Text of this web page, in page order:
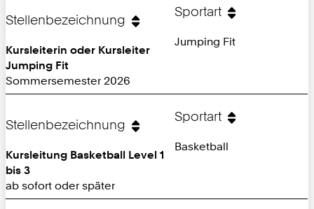
Stellenbezeichnung
Kursleiterin oder Kursleiter
Jumping Fit
Sommersemester 2026
Sportart
Jumping Fit
Stellenbezeichnung
Kursleitung Basketball Level 1
bis 3
ab sofort oder später
Sportart
Basketball